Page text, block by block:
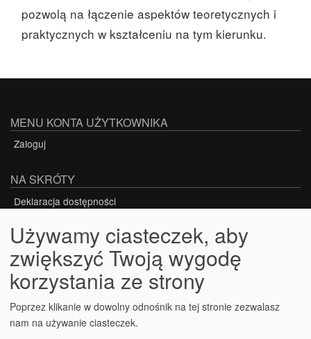
pozwolą na łączenie aspektów teoretycznych i
praktycznych w kształceniu na tym kierunku.
MENU KONTA UŻYTKOWNIKA
Zaloguj
NA SKRÓTY
Deklaracja dostępności
Projekt nr POWR.03.05.00-00-Z301/18-00
PROJEKT WSPÓŁFINANSOWANY ZE ŚRODKÓW
UNII EUROPEJSKIEJ W RAMACH EUROPEJSKIEGO
FUNDUSZU SPOŁECZNEGO
Używamy ciasteczek, aby
zwiększyć Twoją wygodę
korzystania ze strony
Poprzez klikanie w dowolny odnośnik na tej stronie zezwalasz
nam na używanie ciasteczek.